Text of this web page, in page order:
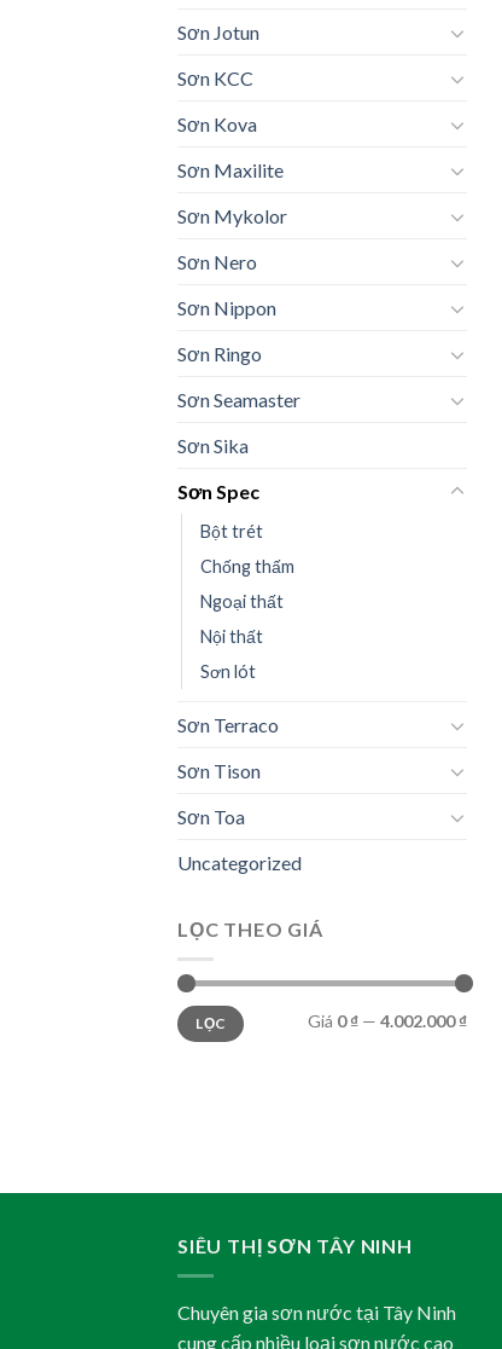
Sơn Jotun
Sơn KCC
Sơn Kova
Sơn Maxilite
Sơn Mykolor
Sơn Nero
Sơn Nippon
Sơn Ringo
Sơn Seamaster
Sơn Sika
Sơn Spec
Bột trét
Chống thấm
Ngoại thất
Nội thất
Sơn lót
Sơn Terraco
Sơn Tison
Sơn Toa
Uncategorized
LỌC THEO GIÁ
Giá
thấp
nhất
Giá
cao
nhất
LỌC Giá 0 ₫ — 4.002.000 ₫
SIÊU THỊ SƠN TÂY NINH
Chuyên gia sơn nước tại Tây Ninh
cung cấp nhiều loại sơn nước cao